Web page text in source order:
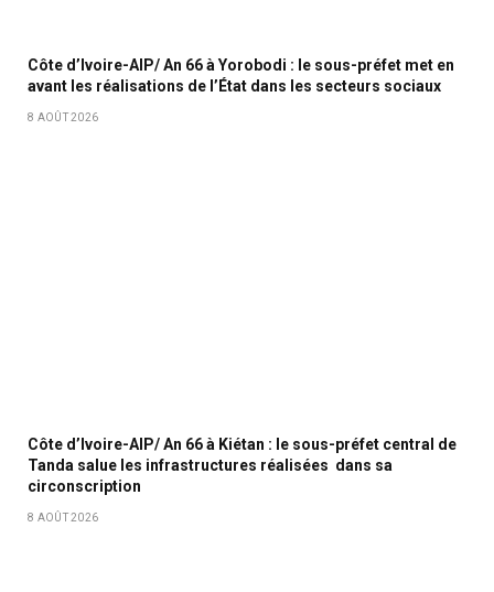
Côte d’Ivoire-AIP/ An 66 à Yorobodi : le sous-préfet met en
avant les réalisations de l’État dans les secteurs sociaux
8 AOÛT 2026
Côte d’Ivoire-AIP/ An 66 à Kiétan : le sous-préfet central de
Tanda salue les infrastructures réalisées dans sa
circonscription
8 AOÛT 2026